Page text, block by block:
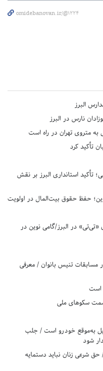
omidebanovan.ir/@1224
نارس در البرز
متروی تهران در راه است
تأکید کرد
تأکید استانداری البرز بر نقش
حفظ حقوق بیت‌المال در اولویت
«تی‌تی» در البرز/گامی نوین در
مسابقات تنیس بانوان / معرفی
است
سمت سکوهای ملی
به‌موقع خودرو است / جلب
شود
شرعی زنان نباید دستمایه